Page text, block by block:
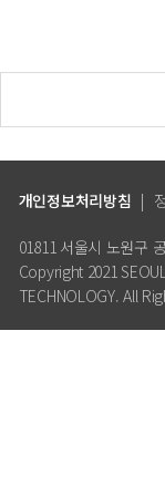
개인정보처리방침 |
01811 서울시 노원구
Copyright 2021
TECHNOLOGY. All